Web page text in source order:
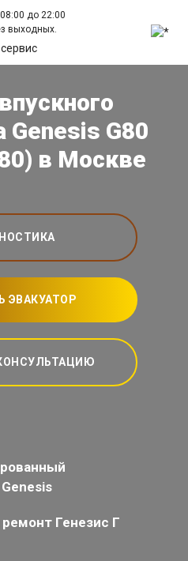
до 22:00
выходных.
Genesis G80
в Москве
ЭВАКУАТОР
ремонт Генезис Г